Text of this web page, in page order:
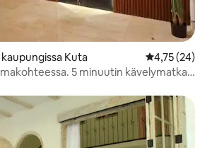
Kuta
4,75 (24)
5 minuutin kävelymatka